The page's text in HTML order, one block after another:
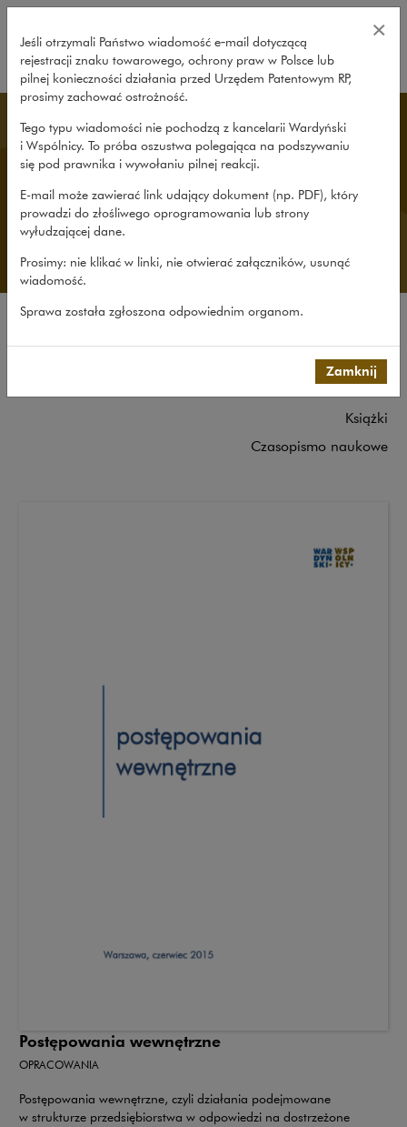
Wszystkie publikacje –
Publikacje
pośrednictwem firmowego Rocznika, portali
Codozasady.pl i HRlaw.pl, bloga newtech.law,
żywego komentarza do PZP i do RODO oraz
licznych publikacji i opracowań.
Opracowania
Roczniki
Książki
Czasopismo naukowe
Postępowania wewnętrzne
OPRACOWANIA
Postępowania wewnętrzne, czyli działania podejmowane
w strukturze przedsiębiorstwa w odpowiedzi na dostrzeżone
Jeśli otrzymali Państwo wiadomość e‑mail dotyczącą
rejestracji znaku towarowego, ochrony praw w Polsce lub
pilnej konieczności działania przed Urzędem Patentowym RP,
prosimy zachować ostrożność.
Tego typu wiadomości nie pochodzą z kancelarii Wardyński
i Wspólnicy. To próba oszustwa polegająca na podszywaniu
się pod prawnika i wywołaniu pilnej reakcji.
E-mail może zawierać link udający dokument (np. PDF), który
prowadzi do złośliwego oprogramowania lub strony
wyłudzającej dane.
Prosimy: nie klikać w linki, nie otwierać załączników, usunąć
wiadomość.
Sprawa została zgłoszona odpowiednim organom.
×
Zamknij